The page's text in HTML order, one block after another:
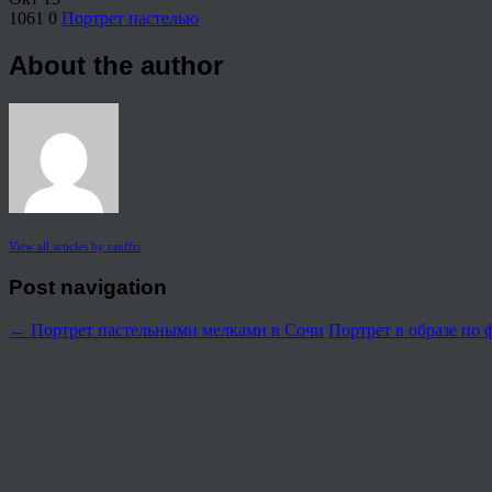
1061 0 Портрет пастелью
About the author
View all articles by rauffri
Post navigation
← Портрет пастельными мелками в Сочи Портрет в образе по